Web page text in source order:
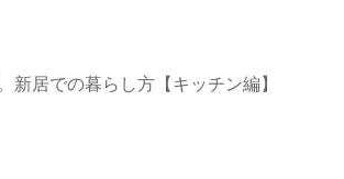
新居での暮らし方【キッチン編】